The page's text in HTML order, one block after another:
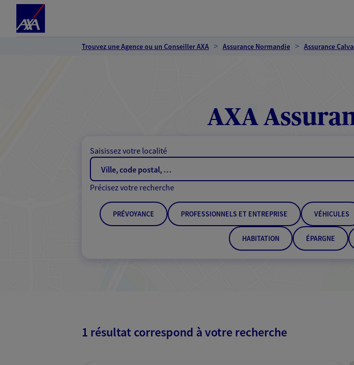
Trouvez une Agence ou un Conseiller AXA Assurance Normandie Assurance
AXA
Saisissez votre localité
Précisez votre recherche
PRÉVOYANCE PROFESSIONNELS ET ENTREPRISE VÉHICULES
HABITATION ÉPARGNE
1 résultat correspond à votre recherche